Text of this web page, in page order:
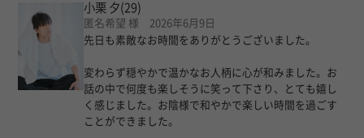
小栗 夕(29)
匿名希望 様 2026年6月9日
先日も素敵なお時間をありがとうございました。
変わらず穏やかで温かなお人柄に心が和みました。お
話の中で何度も楽しそうに笑って下さり、とても嬉し
く感じました。お陰様で和やかで楽しい時間を過ごす
ことができました。